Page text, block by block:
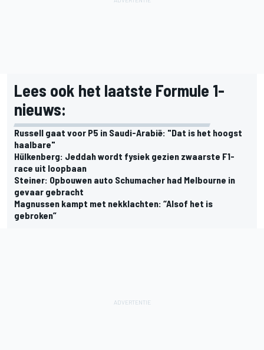
Lees ook het laatste Formule 1-
nieuws:
Russell gaat voor P5 in Saudi-Arabië: "Dat is het hoogst
haalbare"
Hülkenberg: Jeddah wordt fysiek gezien zwaarste F1-
race uit loopbaan
Steiner: Opbouwen auto Schumacher had Melbourne in
gevaar gebracht
Magnussen kampt met nekklachten: “Alsof het is
gebroken”